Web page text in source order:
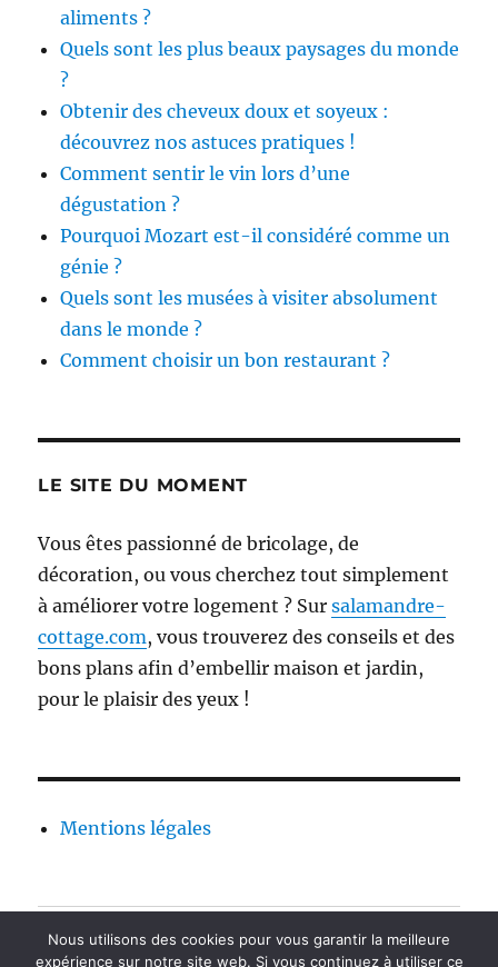
aliments ?
Quels sont les plus beaux paysages du monde
?
Obtenir des cheveux doux et soyeux :
découvrez nos astuces pratiques !
Comment sentir le vin lors d’une
dégustation ?
Pourquoi Mozart est-il considéré comme un
génie ?
Quels sont les musées à visiter absolument
dans le monde ?
Comment choisir un bon restaurant ?
LE SITE DU MOMENT
Vous êtes passionné de bricolage, de
décoration, ou vous cherchez tout simplement
à améliorer votre logement ? Sursalamandre-
cottage.com, vous trouverez des conseils et des
bons plans afin d’embellir maison et jardin,
pour le plaisir des yeux !
Mentions légales
Contact
Nous utilisons des cookies pour vous garantir la meilleure
expérience sur notre site web. Si vous continuez à utiliser ce